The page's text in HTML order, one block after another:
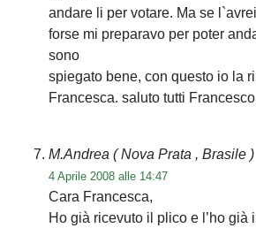
andare li per votare. Ma se
forse mi preparavo per poter
sono
spiegato bene, con questo io la
Francesca. saluto tutti
M.Andrea ( Nova Prata , Brasile )
4 Aprile 2008 alle 14:47
Cara Francesca,
Ho già ricevuto il plico e l’ho già